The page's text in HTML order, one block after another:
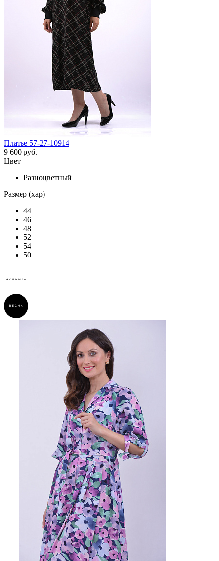
Платье 57-27-10914
9 600 руб.
Цвет
Разноцветный
Размер (хар)
44
46
48
52
54
50